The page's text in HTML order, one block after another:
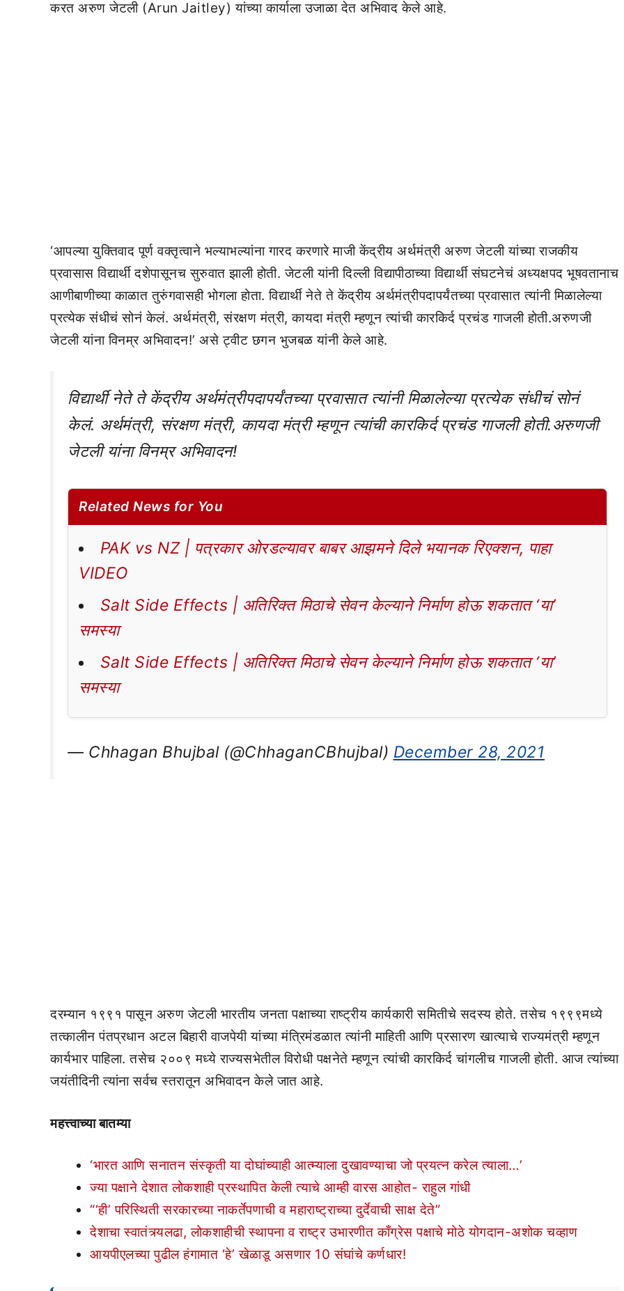
करत अरुण जेटली (Arun Jaitley) यांच्या कार्याला उजाळा देत अभिवाद केले आहे.
‘आपल्या युक्तिवाद पूर्ण वक्तृत्वाने भल्याभल्यांना गारद करणारे माजी केंद्रीय अर्थमंत्री अरुण जेटली यांच्या राजकीय
प्रवासास विद्यार्थी दशेपासूनच सुरुवात झाली होती. जेटली यांनी दिल्ली विद्यापीठाच्या विद्यार्थी संघटनेचं अध्यक्षपद भूषवतानाच
आणीबाणीच्या काळात तुरुंगवासही भोगला होता. विद्यार्थी नेते ते केंद्रीय अर्थमंत्रीपदापर्यंतच्या प्रवासात त्यांनी मिळालेल्या
प्रत्येक संधीचं सोनं केलं. अर्थमंत्री, संरक्षण मंत्री, कायदा मंत्री म्हणून त्यांची कारकिर्द प्रचंड गाजली होती.अरुणजी
जेटली यांना विनम्र अभिवादन!’ असे ट्वीट छगन भुजबळ यांनी केले आहे.
विद्यार्थी नेते ते केंद्रीय अर्थमंत्रीपदापर्यंतच्या प्रवासात त्यांनी मिळालेल्या प्रत्येक संधीचं सोनं
केलं. अर्थमंत्री, संरक्षण मंत्री, कायदा मंत्री म्हणून त्यांची कारकिर्द प्रचंड गाजली होती.अरुणजी
जेटली यांना विनम्र अभिवादन!
Related News for You
PAK vs NZ | पत्रकार ओरडल्यावर बाबर आझमने दिले भयानक रिएक्शन, पाहा
VIDEO
Salt Side Effects | अतिरिक्त मिठाचे सेवन केल्याने निर्माण होऊ शकतात ‘या’
समस्या
Salt Side Effects | अतिरिक्त मिठाचे सेवन केल्याने निर्माण होऊ शकतात ‘या’
समस्या
— Chhagan Bhujbal (@ChhaganCBhujbal) December 28, 2021
दरम्यान १९९१ पासून अरुण जेटली भारतीय जनता पक्षाच्या राष्ट्रीय कार्यकारी समितीचे सदस्य होते. तसेच १९९९मध्ये
तत्कालीन पंतप्रधान अटल बिहारी वाजपेयी यांच्या मंत्रिमंडळात त्यांनी माहिती आणि प्रसारण खात्याचे राज्यमंत्री म्हणून
कार्यभार पाहिला. तसेच २००९ मध्ये राज्यसभेतील विरोधी पक्षनेते म्हणून त्यांची कारकिर्द चांगलीच गाजली होती. आज त्यांच्या
जयंतीदिनी त्यांना सर्वच स्तरातून अभिवादन केले जात आहे.
महत्त्वाच्या बातम्या
‘भारत आणि सनातन संस्कृती या दोघांच्याही आत्म्याला दुखावण्याचा जो प्रयत्न करेल त्याला…’
ज्या पक्षाने देशात लोकशाही प्रस्थापित केली त्याचे आम्ही वारस आहोत- राहुल गांधी
“‘ही’ परिस्थिती सरकारच्या नाकर्तेपणाची व महाराष्ट्राच्या दुर्देवाची साक्ष देते”
देशाचा स्वातंत्र्यलढा, लोकशाहीची स्थापना व राष्ट्र उभारणीत काँग्रेस पक्षाचे मोठे योगदान-अशोक चव्हाण
आयपीएलच्या पुढील हंगामात ‘हे’ खेळाडू असणार 10 संघांचे कर्णधार!